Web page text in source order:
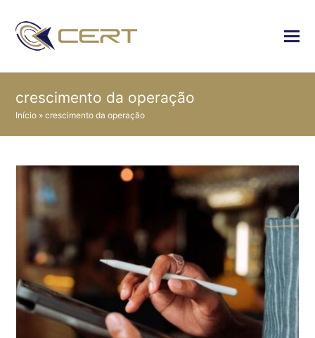
crescimento da operação
Início »crescimento da operação